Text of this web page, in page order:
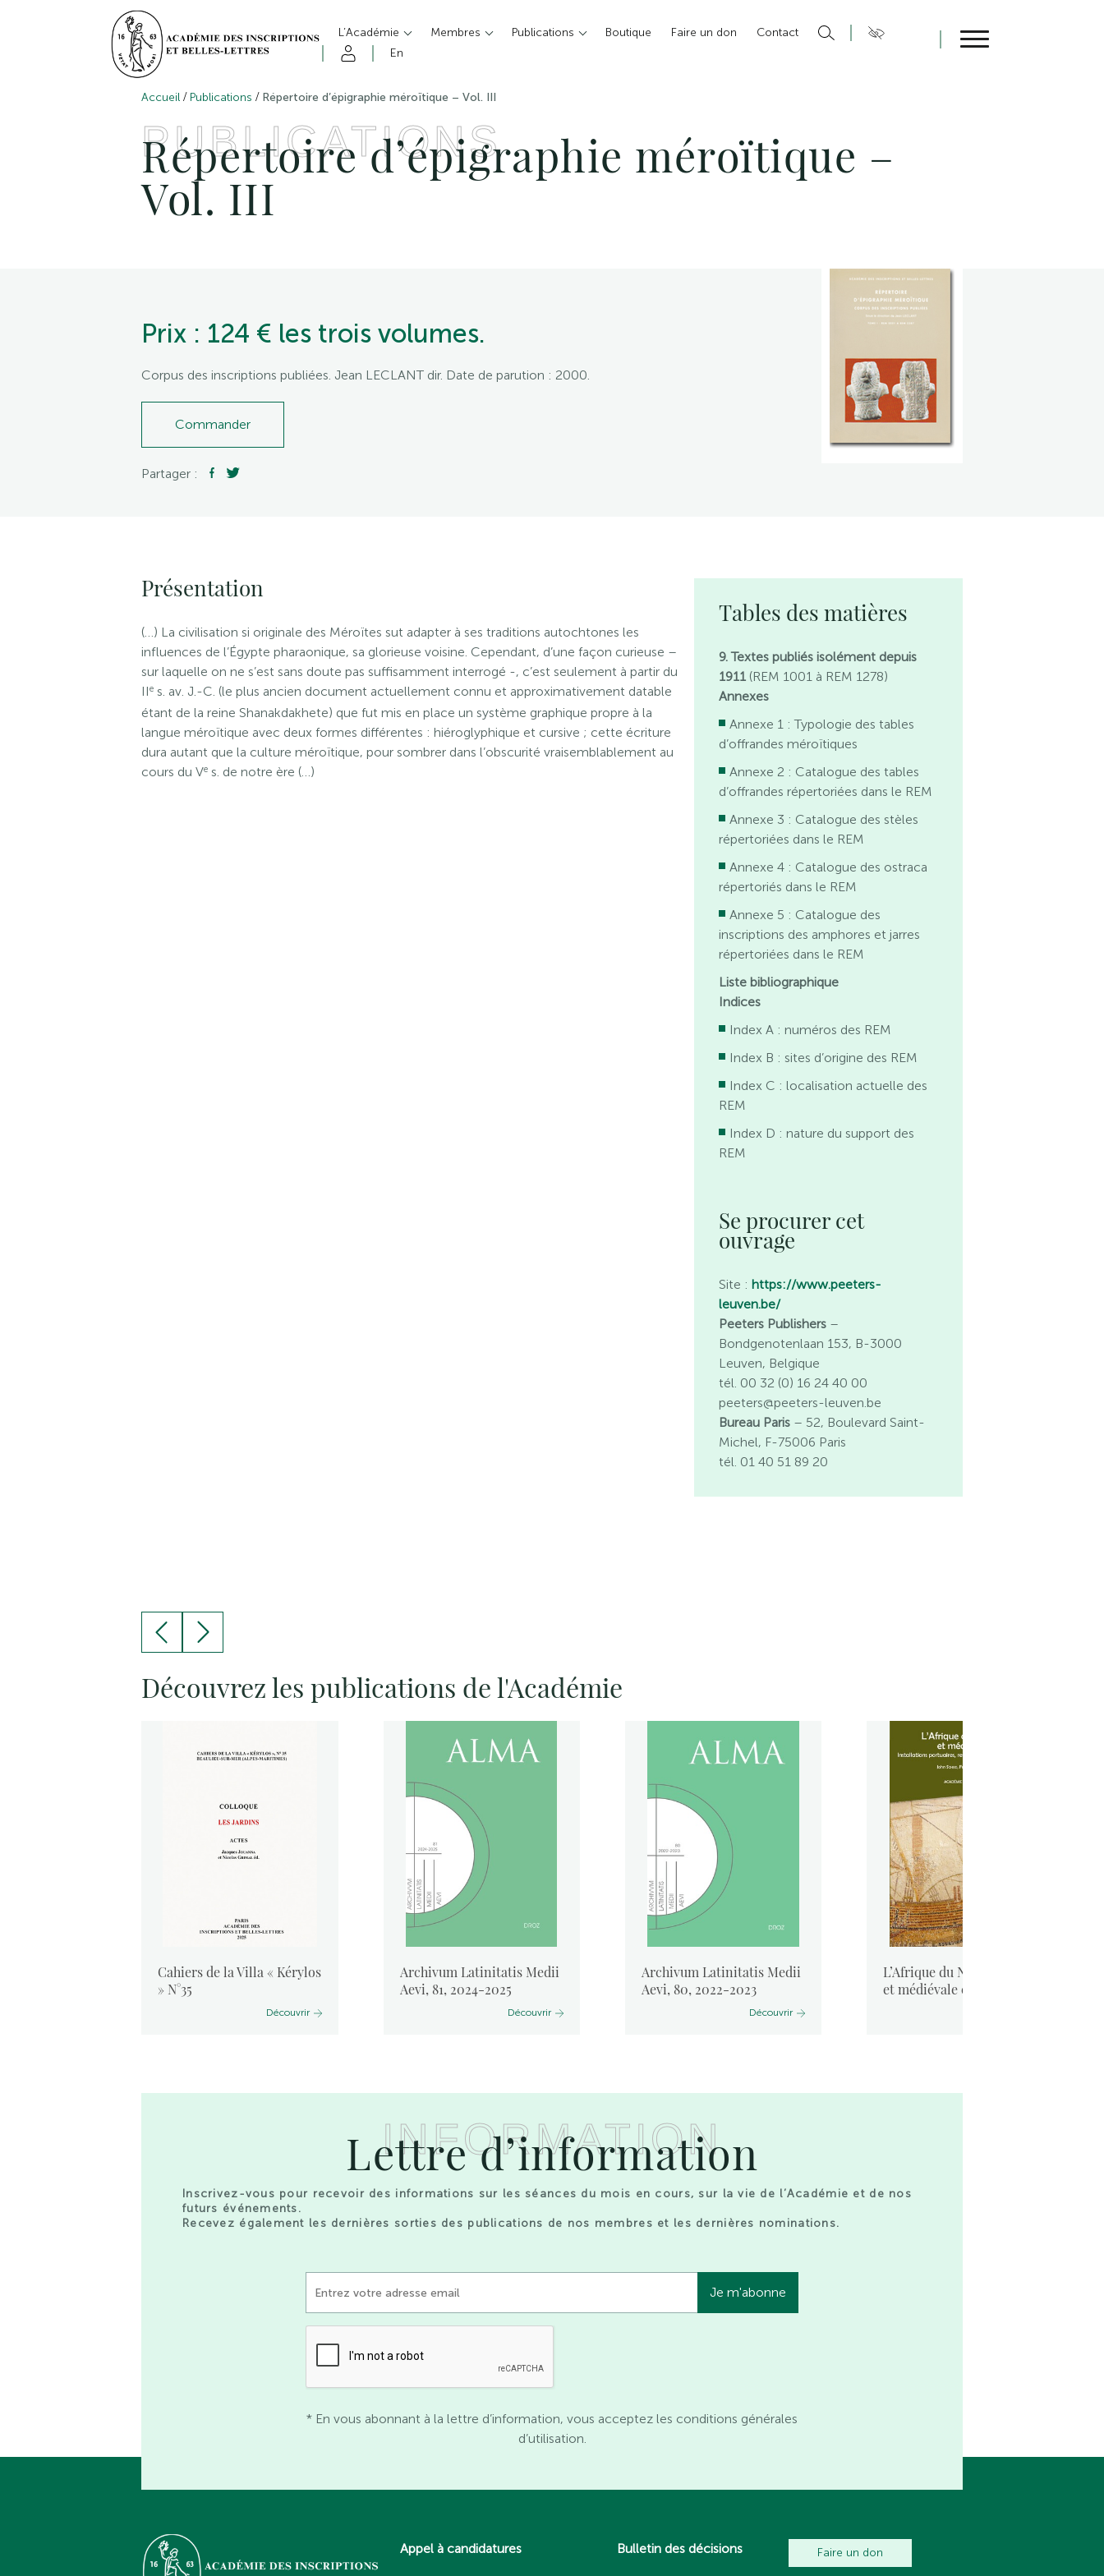
L’Académie Membres Publications Boutique Faire un don
Contact
En
Accueil / Publications / Répertoire d’épigraphie méroïtique – Vol. III
PUBLICATIONS
Répertoire d’épigraphie méroïtique –
Vol. III
Prix : 124 € les trois volumes.
Corpus des inscriptions publiées. Jean LECLANT dir. Date de parution : 2000.
Commander
Partager :
Présentation
(…) La civilisation si originale des Méroïtes sut adapter à ses traditions autochtones les
influences de l’Égypte pharaonique, sa glorieuse voisine. Cependant, d’une façon curieuse –
sur laquelle on ne s’est sans doute pas suffisamment interrogé -, c’est seulement à partir du
IIe s. av. J.-C. (le plus ancien document actuellement connu et approximativement datable
étant de la reine Shanakdakhete) que fut mis en place un système graphique propre à la
langue méroïtique avec deux formes différentes : hiéroglyphique et cursive ; cette écriture
dura autant que la culture méroïtique, pour sombrer dans l’obscurité vraisemblablement au
cours du Ve s. de notre ère (…)
Tables des matières
9. Textes publiés isolément depuis
1911 (REM 1001 à REM 1278)
Annexes
Annexe 1 : Typologie des tables
d’offrandes méroïtiques
Annexe 2 : Catalogue des tables
d’offrandes répertoriées dans le REM
Annexe 3 : Catalogue des stèles
répertoriées dans le REM
Annexe 4 : Catalogue des ostraca
répertoriés dans le REM
Annexe 5 : Catalogue des
inscriptions des amphores et jarres
répertoriées dans le REM
Liste bibliographique
Indices
Index A : numéros des REM
Index B : sites d’origine des REM
Index C : localisation actuelle des
REM
Index D : nature du support des
REM
Se procurer cet
ouvrage
Site : https://www.peeters-
leuven.be/
Peeters Publishers –
Bondgenotenlaan 153, B-3000
Leuven, Belgique
tél. 00 32 (0) 16 24 40 00
peeters@peeters-leuven.be
Bureau Paris – 52, Boulevard Saint-
Michel, F-75006 Paris
tél. 01 40 51 89 20
Découvrez les publications de l'Académie
Cahiers de la Villa « Kérylos
» N°35
Découvrir
Archivum Latinitatis Medii
Aevi, 81, 2024-2025
Découvrir
Archivum Latinitatis Medii
Aevi, 80, 2022-2023
Découvrir
L’Afrique du Nord antique
et médiévale et la mer. ...
INFORMATION
Lettre d’information
Inscrivez-vous pour recevoir des informations sur les séances du mois en cours, sur la vie de l’Académie et de nos
futurs événements.
Recevez également les dernières sorties des publications de nos membres et les dernières nominations.
* En vous abonnant à la lettre d’information, vous acceptez les conditions générales
d’utilisation.
Appel à candidatures Bulletin des décisions Faire un don